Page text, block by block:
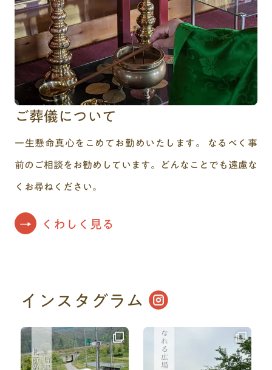
ご葬儀について
一生懸命真心をこめてお勤めいたします。 なるべく事
前のご相談をお勧めしています。どんなことでも遠慮な
くお尋ねください。
くわしく見る
インスタグラム